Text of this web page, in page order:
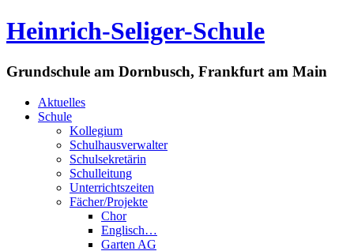
Heinrich-Seliger-Schule
Grundschule am Dornbusch, Frankfurt am Main
Aktuelles
Schule
Kollegium
Schulhausverwalter
Schulsekretärin
Schulleitung
Unterrichtszeiten
Fächer/Projekte
Chor
Englisch…
Garten AG